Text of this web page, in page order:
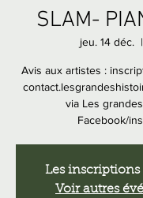
SLAM-
jeu. 14 déc.
  |
Avis aux artistes :
via Les
Facebook/
Les inscriptions
Voir autres